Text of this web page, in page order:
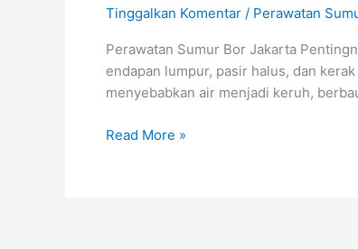
Tinggalkan Komentar / Perawatan
Perawatan Sumur Bor Jakarta
endapan lumpur, pasir halus, dan
menyebabkan air menjadi keruh,
Read More »